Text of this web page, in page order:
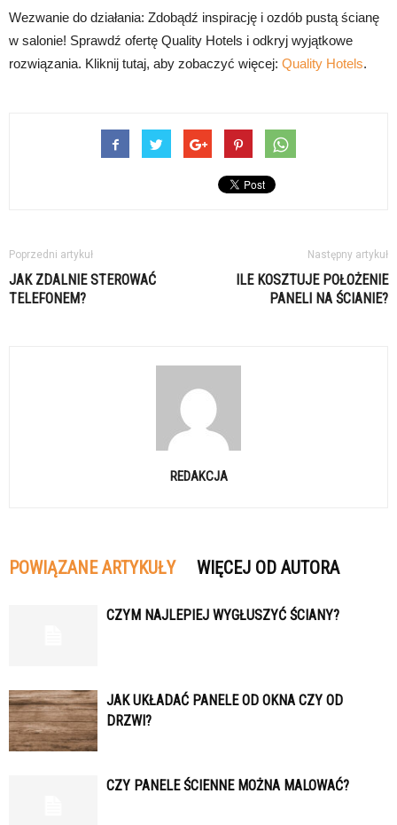
Wezwanie do działania: Zdobądź inspirację i ozdób pustą ścianę
w salonie! Sprawdź ofertę Quality Hotels i odkryj wyjątkowe
rozwiązania. Kliknij tutaj, aby zobaczyć więcej: Quality Hotels.
Poprzedni artykuł
JAK ZDALNIE STEROWAĆ
TELEFONEM?
Następny artykuł
ILE KOSZTUJE POŁOŻENIE
PANELI NA ŚCIANIE?
REDAKCJA
POWIĄZANE ARTYKUŁY WIĘCEJ OD AUTORA
CZYM NAJLEPIEJ WYGŁUSZYĆ ŚCIANY?
JAK UKŁADAĆ PANELE OD OKNA CZY OD
DRZWI?
CZY PANELE ŚCIENNE MOŻNA MALOWAĆ?